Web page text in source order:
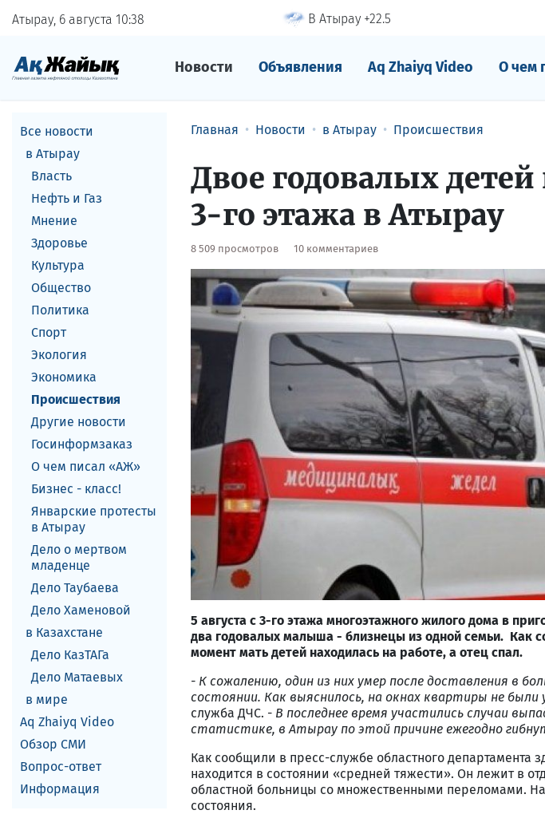
Атырау, 6 августа 10 38 В Атырау +22.5
Новости Объявления Aq Zhaiyq Video О чем
Все новости
в Атырау
Власть
Нефть и Газ
Мнение
Здоровье
Культура
Общество
Политика
Спорт
Экология
Экономика
Происшествия
Другие новости
Госинформзаказ
О чем писал «АЖ»
Бизнес - класс!
Январские протесты
в Атырау
Дело о мертвом
младенце
Дело Таубаева
Дело Хаменовой
в Казахстане
Дело КазТАГа
Дело Матаевых
в мире
Aq Zhaiyq Video
Обзор СМИ
Вопрос-ответ
Информация
Главная Новости в Атырау Происшествия
Двое годовалых
3-го этажа в Атырау
8 509 просмотров 10 комментариев
5 августа с 3-го этажа многоэтажного жилого дома в
два годовалых малыша - близнецы из одной семьи. Как
момент мать детей находилась на работе, а отец спал.
- К сожалению, один из них умер после доставления в
состоянии. Как выяснилось, на окнах квартиры не были
служба ДЧС. - В последнее время участились случаи
статистике, в Атырау по этой причине ежегодно
Как сообщили в пресс-службе областного департамента
находится в состоянии «средней тяжести». Он лежит в
областной больницы со множественными переломами.
состояния.